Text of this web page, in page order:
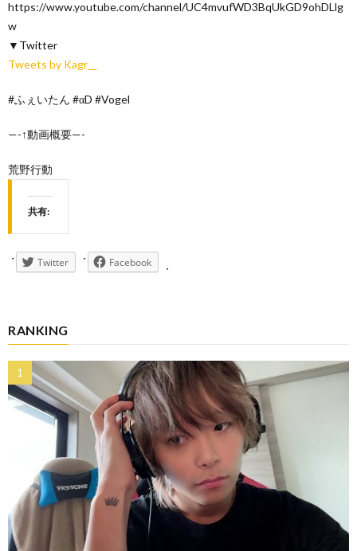
https://www.youtube.com/channel/UC4mvufWD3BqUkGD9ohDLlg
w
▼Twitter
Tweets by Kagr__
#ふぇいたん #αD #Vogel
—-↑動画概要—-
荒野行動
共有:
Twitter Facebook
RANKING